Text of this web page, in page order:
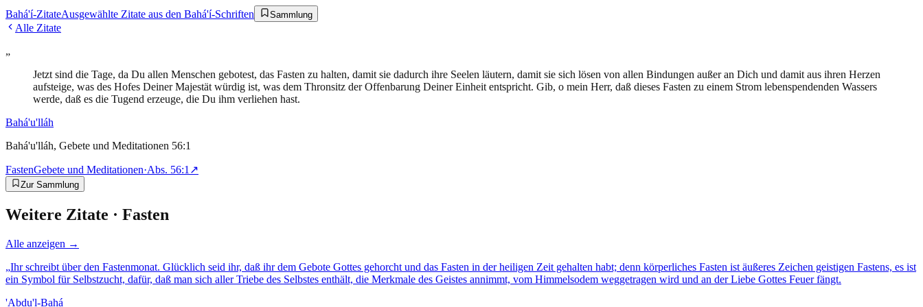
Bahá'í-ZitateAusgewählte Zitate aus den Bahá'í-Schriften Sammlung
Alle Zitate
„
Jetzt sind die Tage, da Du allen Menschen gebotest, das Fasten zu halten, damit sie dadurch ihre Seelen läutern, damit sie sich lösen von allen Bindungen außer an Dich und damit aus ihren Herzen
aufsteige, was des Hofes Deiner Majestät würdig ist, was dem Thronsitz der Offenbarung Deiner Einheit entspricht. Gib, o mein Herr, daß dieses Fasten zu einem Strom lebenspendenden Wassers
werde, daß es die Tugend erzeuge, die Du ihm verliehen hast.
Bahá'u'lláh
Bahá'u'lláh, Gebete und Meditationen 56:1
FastenGebete und Meditationen·Abs. 56:1 ↗
Zur Sammlung
Weitere Zitate · Fasten
Alle anzeigen →
„Ihr schreibt über den Fastenmonat. Glücklich seid ihr, daß ihr dem Gebote Gottes gehorcht und das Fasten in der heiligen Zeit gehalten habt; denn körperliches Fasten ist äußeres Zeichen geistigen Fastens, es ist
ein Symbol für Selbstzucht, dafür, daß man sich aller Triebe des Selbstes enthält, die Merkmale des Geistes annimmt, vom Himmelsodem weggetragen wird und an der Liebe Gottes Feuer fängt.
'Abdu'l-Bahá